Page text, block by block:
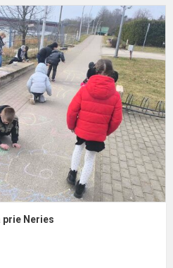
Neries